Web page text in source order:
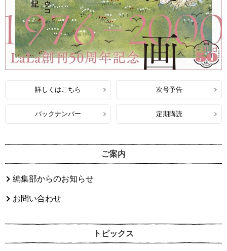
詳しくはこちら 次号予告
バックナンバー 定期購読
ご案内
編集部からのお知らせ
お問い合わせ
トピックス